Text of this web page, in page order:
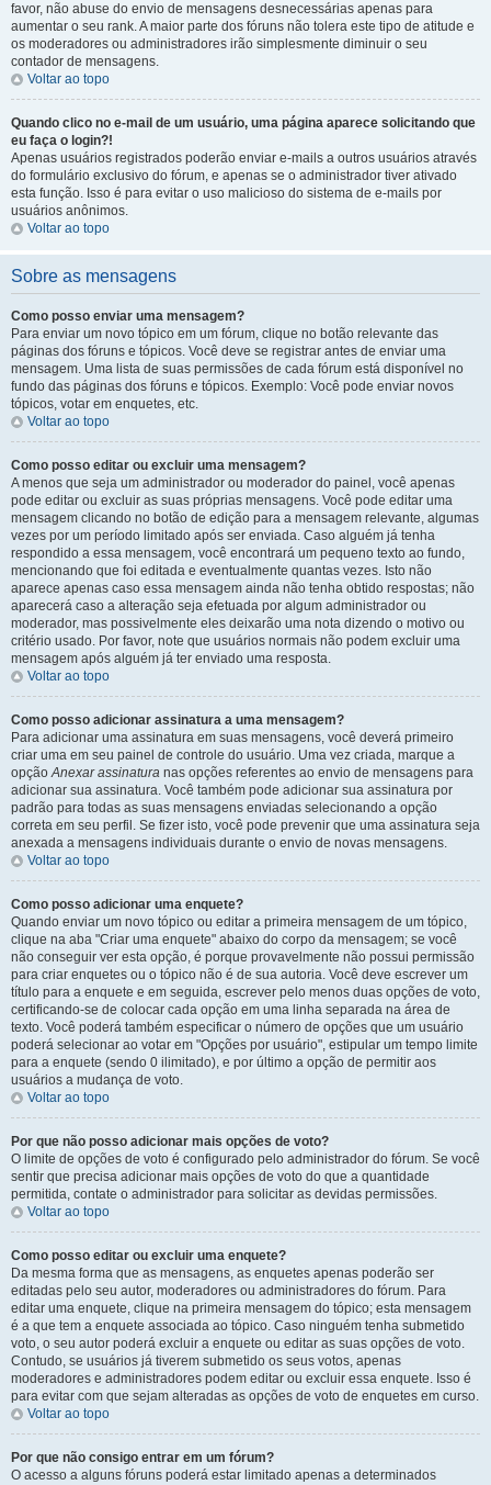
favor, não abuse do envio de mensagens desnecessárias apenas para
aumentar o seu rank. A maior parte dos fóruns não tolera este tipo de atitude e
os moderadores ou administradores irão simplesmente diminuir o seu
contador de mensagens.
Voltar ao topo
Quando clico no e-mail de um usuário, uma página aparece solicitando que
eu faça o login?!
Apenas usuários registrados poderão enviar e-mails a outros usuários através
do formulário exclusivo do fórum, e apenas se o administrador tiver ativado
esta função. Isso é para evitar o uso malicioso do sistema de e-mails por
usuários anônimos.
Voltar ao topo
Sobre as mensagens
Como posso enviar uma mensagem?
Para enviar um novo tópico em um fórum, clique no botão relevante das
páginas dos fóruns e tópicos. Você deve se registrar antes de enviar uma
mensagem. Uma lista de suas permissões de cada fórum está disponível no
fundo das páginas dos fóruns e tópicos. Exemplo: Você pode enviar novos
tópicos, votar em enquetes, etc.
Voltar ao topo
Como posso editar ou excluir uma mensagem?
A menos que seja um administrador ou moderador do painel, você apenas
pode editar ou excluir as suas próprias mensagens. Você pode editar uma
mensagem clicando no botão de edição para a mensagem relevante, algumas
vezes por um período limitado após ser enviada. Caso alguém já tenha
respondido a essa mensagem, você encontrará um pequeno texto ao fundo,
mencionando que foi editada e eventualmente quantas vezes. Isto não
aparece apenas caso essa mensagem ainda não tenha obtido respostas; não
aparecerá caso a alteração seja efetuada por algum administrador ou
moderador, mas possivelmente eles deixarão uma nota dizendo o motivo ou
critério usado. Por favor, note que usuários normais não podem excluir uma
mensagem após alguém já ter enviado uma resposta.
Voltar ao topo
Como posso adicionar assinatura a uma mensagem?
Para adicionar uma assinatura em suas mensagens, você deverá primeiro
criar uma em seu painel de controle do usuário. Uma vez criada, marque a
opçãoAnexar assinatura nas opções referentes ao envio de mensagens para
adicionar sua assinatura. Você também pode adicionar sua assinatura por
padrão para todas as suas mensagens enviadas selecionando a opção
correta em seu perfil. Se fizer isto, você pode prevenir que uma assinatura seja
anexada a mensagens individuais durante o envio de novas mensagens.
Voltar ao topo
Como posso adicionar uma enquete?
Quando enviar um novo tópico ou editar a primeira mensagem de um tópico,
clique na aba "Criar uma enquete" abaixo do corpo da mensagem; se você
não conseguir ver esta opção, é porque provavelmente não possui permissão
para criar enquetes ou o tópico não é de sua autoria. Você deve escrever um
título para a enquete e em seguida, escrever pelo menos duas opções de voto,
certificando-se de colocar cada opção em uma linha separada na área de
texto. Você poderá também especificar o número de opções que um usuário
poderá selecionar ao votar em "Opções por usuário", estipular um tempo limite
para a enquete (sendo 0 ilimitado), e por último a opção de permitir aos
usuários a mudança de voto.
Voltar ao topo
Por que não posso adicionar mais opções de voto?
O limite de opções de voto é configurado pelo administrador do fórum. Se você
sentir que precisa adicionar mais opções de voto do que a quantidade
permitida, contate o administrador para solicitar as devidas permissões.
Voltar ao topo
Como posso editar ou excluir uma enquete?
Da mesma forma que as mensagens, as enquetes apenas poderão ser
editadas pelo seu autor, moderadores ou administradores do fórum. Para
editar uma enquete, clique na primeira mensagem do tópico; esta mensagem
é a que tem a enquete associada ao tópico. Caso ninguém tenha submetido
voto, o seu autor poderá excluir a enquete ou editar as suas opções de voto.
Contudo, se usuários já tiverem submetido os seus votos, apenas
moderadores e administradores podem editar ou excluir essa enquete. Isso é
para evitar com que sejam alteradas as opções de voto de enquetes em curso.
Voltar ao topo
Por que não consigo entrar em um fórum?
O acesso a alguns fóruns poderá estar limitado apenas a determinados